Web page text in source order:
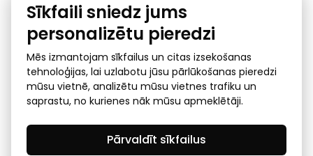
Ombuds
Privātuma politika
GDPR subjekta piekļuves
pieprasījums
Sīkfaili sniedz jums
personalizētu pieredzi
Mēs izmantojam sīkfailus un citas izsekošanas
tehnoloģijas, lai uzlabotu jūsu pārlūkošanas pieredzi
mūsu vietnē, analizētu mūsu vietnes trafiku un
saprastu, no kurienes nāk mūsu apmeklētāji.
Pārvaldīt sīkfailus